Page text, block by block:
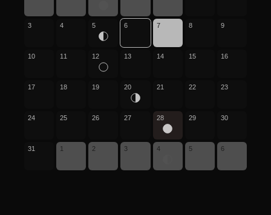
3 4 5 6 7 8 9
10 11 12 13 14 15 16
17 18 19 20 21 22 23
24 25 26 27 28 29 30
31 1 2 3 4 5 6